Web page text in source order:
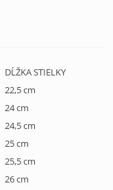
DĹŽKA STIELKY
22,5 cm
24 cm
24,5 cm
25 cm
25,5 cm
26 cm